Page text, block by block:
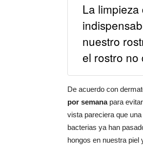
La
nuestro
el rostro no
De acuerdo con
por semanapara
vista pareciera que
bacterias ya han
hongos en nuestra